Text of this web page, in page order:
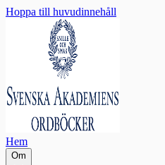
Hoppa till huvudinnehåll
Hem
Om